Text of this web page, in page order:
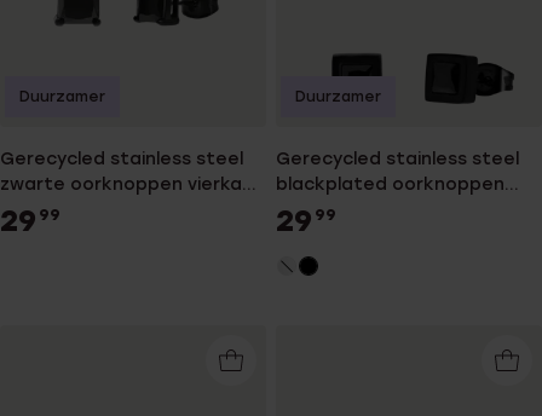
Gerecycled stainless steel
zwarte oorknoppen vierkant
met zirkonia 6mm voor heren
29 99
Duurzamer
Gerecycled stainless steel
blackplated oorknoppen
met zwarte zirkonia voor
heren
29 99
Duurzamer